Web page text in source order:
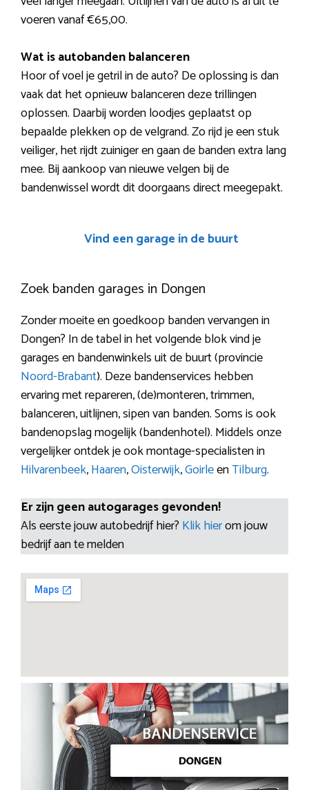
voeren vanaf €65,00.
Wat is autobanden balanceren
Hoor of voel je getril in de auto? De oplossing is dan
vaak dat het opnieuw balanceren deze trillingen
oplossen. Daarbij worden loodjes geplaatst op
bepaalde plekken op de velgrand. Zo rijd je een stuk
veiliger, het rijdt zuiniger en gaan de banden extra lang
mee. Bij aankoop van nieuwe velgen bij de
bandenwissel wordt dit doorgaans direct meegepakt.
Vind een garage in de buurt
Zoek banden garages in Dongen
Zonder moeite en goedkoop banden vervangen in
Dongen? In de tabel in het volgende blok vind je
garages en bandenwinkels uit de buurt (provincie
Noord-Brabant). Deze bandenservices hebben
ervaring met repareren, (de)monteren, trimmen,
balanceren, uitlijnen, sipen van banden. Soms is ook
bandenopslag mogelijk (bandenhotel). Middels onze
vergelijker ontdek je ook montage-specialisten in
Hilvarenbeek,Haaren,Oisterwijk,GoirleenTilburg.
Er zijn geen autogarages gevonden!
Als eerste jouw autobedrijf hier? Klik hierom jouw
bedrijf aan te melden